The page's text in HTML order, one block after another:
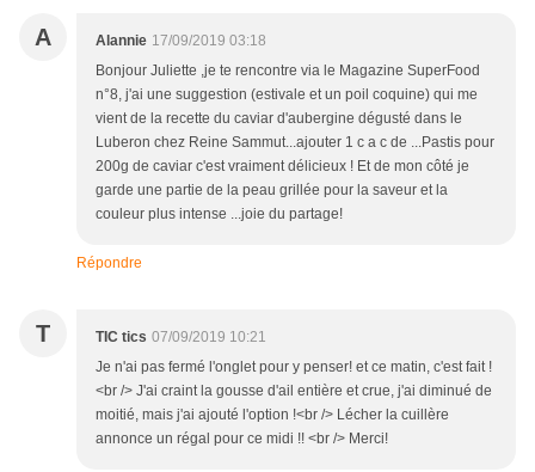
A Alannie 17/09/2019 03:18
Bonjour Juliette ,je te rencontre via le Magazine SuperFood
n°8, j'ai une suggestion (estivale et un poil coquine) qui me
vient de la recette du caviar d'aubergine dégusté dans le
Luberon chez Reine Sammut...ajouter 1 c a c de ...Pastis pour
200g de caviar c'est vraiment délicieux ! Et de mon côté je
garde une partie de la peau grillée pour la saveur et la
couleur plus intense ...joie du partage!
Répondre
T TIC tics 07/09/2019 10:21
Je n'ai pas fermé l'onglet pour y penser! et ce matin, c'est fait !
<br /> J'ai craint la gousse d'ail entière et crue, j'ai diminué de
moitié, mais j'ai ajouté l'option !<br /> Lécher la cuillère
annonce un régal pour ce midi !! <br /> Merci!